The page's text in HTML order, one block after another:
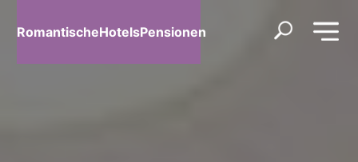
RomantischeHotelsPensionen